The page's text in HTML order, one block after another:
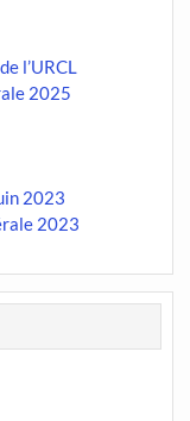
l’URCL
2025
2023
2023